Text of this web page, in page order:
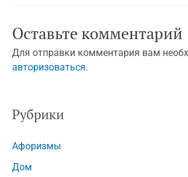
Оставьте комментарий
Для отправки комментария вам
авторизоваться.
Рубрики
Афоризмы
Дом